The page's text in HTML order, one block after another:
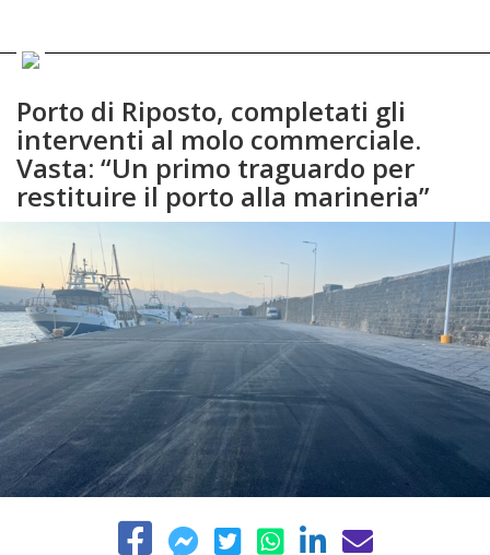
Porto di Riposto, completati gli
interventi al molo commerciale.
Vasta: “Un primo traguardo per
restituire il porto alla marineria”